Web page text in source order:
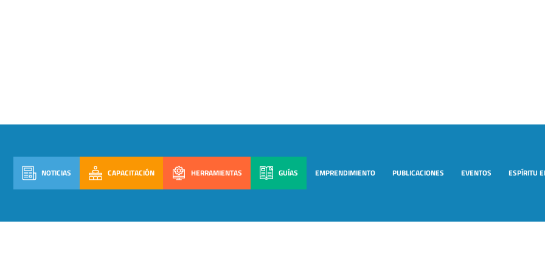
NOTICIAS CAPACITACIÓN HERRAMIENTAS GUÍAS EMPRENDIMIENTO PUBLICACIONES EVENTOS ESPÍRITU